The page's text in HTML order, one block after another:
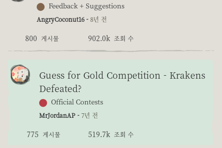
Feedback + Suggestions
AngryCoconut16 - 8년 전
800 게시물 902.0k 조회 수
Guess for Gold Competition - Krakens
Defeated?
Official Contests
MrJordanAP - 7년 전
775 게시물 519.7k 조회 수